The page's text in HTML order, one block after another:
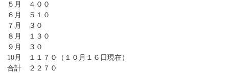
５月 ４００
６月 ５１０
７月 ３０
８月 １３０
９月 ３０
10月 １１７０（１０月１６日現在）
合計 ２２７０